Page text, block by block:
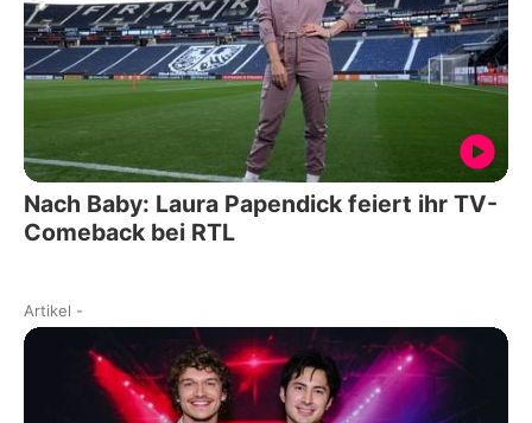
Nach Baby: Laura Papendick feiert ihr TV-
Comeback bei RTL
Artikel -